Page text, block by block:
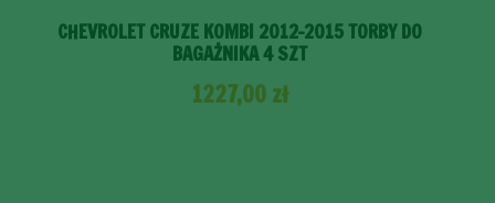
CHEVROLET CRUZE KOMBI 2012-2015 TORBY DO
BAGAŻNIKA 4 SZT
1227,00 zł